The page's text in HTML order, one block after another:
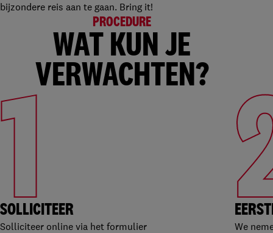
bijzondere reis aan te gaan. Bring it!
PROCEDURE
WAT KUN JE
VERWACHTEN?
1
SOLLICITEER
Solliciteer online via het formulier
We